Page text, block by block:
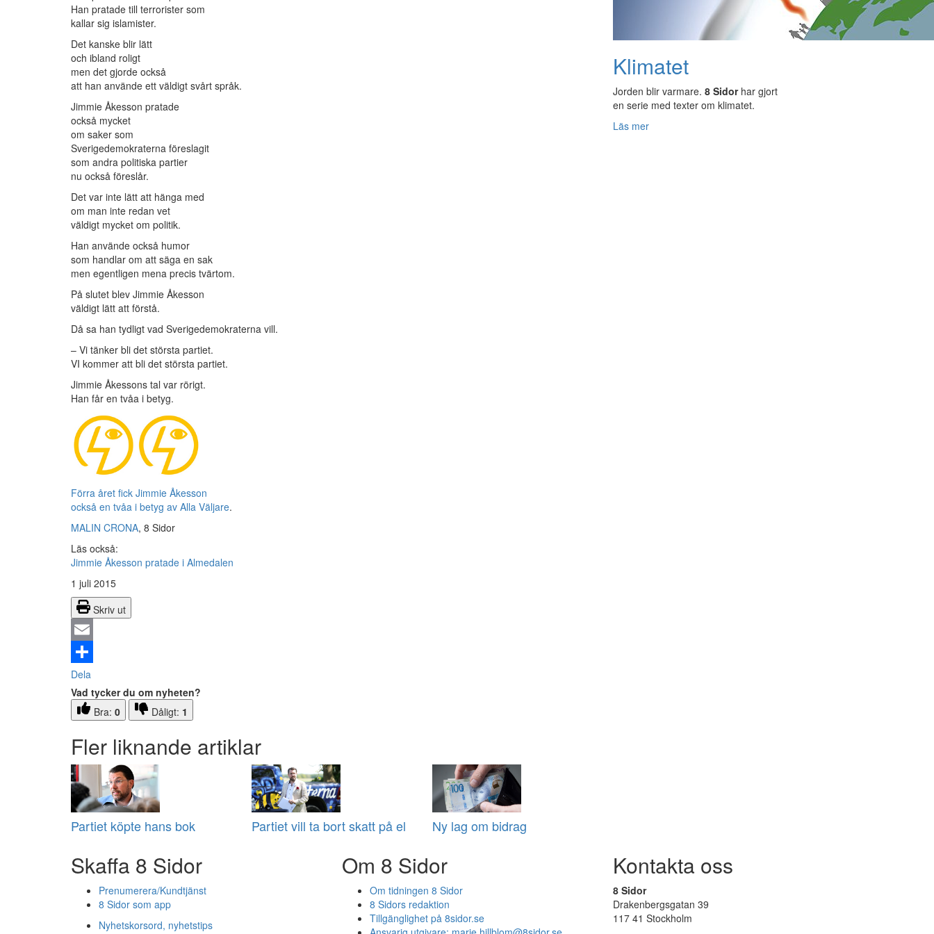
Han pratade till terrorister som
kallar sig islamister.
Det kanske blir lätt
och ibland roligt
men det gjorde också
att han använde ett väldigt svårt språk.
Jimmie Åkesson pratade
också mycket
om saker som
Sverigedemokraterna föreslagit
som andra politiska partier
nu också föreslår.
Det var inte lätt att hänga med
om man inte redan vet
väldigt mycket om politik.
Han använde också humor
som handlar om att säga en sak
men egentligen mena precis tvärtom.
På slutet blev Jimmie Åkesson
väldigt lätt att förstå.
Då sa han tydligt vad Sverigedemokraterna vill.
– Vi tänker bli det största partiet.
VI kommer att bli det största partiet.
Jimmie Åkessons tal var rörigt.
Han får en tvåa i betyg.
Förra året fick Jimmie Åkesson
också en tvåa i betyg av Alla Väljare.
MALIN CRONA, 8 Sidor
Läs också:
Jimmie Åkesson pratade i Almedalen
1 juli 2015
Skriv ut
Email
Dela
Vad tycker du om nyheten?
Bra: 0 Dåligt: 1
Fler liknande artiklar
Partiet köpte hans bok Partiet vill ta bort skatt på el Ny lag om bidrag
Klimatet
Jorden blir varmare. 8 Sidorhar gjort
en serie med texter om klimatet.
Läs mer
Skaffa 8 Sidor
Prenumerera/Kundtjänst
8 Sidor som app
Nyhetskorsord, nyhetstips
Om 8 Sidor
Om tidningen 8 Sidor
8 Sidors redaktion
Tillgänglighet på 8sidor.se
Kontakta oss
8 Sidor
Drakenbergsgatan 39
117 41 Stockholm